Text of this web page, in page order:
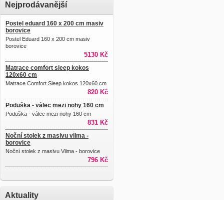
Nejprodávanější
Postel eduard 160 x 200 cm masiv
borovice
Postel Eduard 160 x 200 cm masiv
borovice
5130 Kč
Matrace comfort sleep kokos
120x60 cm
Matrace Comfort Sleep kokos 120x60 cm
820 Kč
Poduška - válec mezi nohy 160 cm
Poduška - válec mezi nohy 160 cm
831 Kč
Noční stolek z masivu vilma -
borovice
Noční stolek z masivu Vilma - borovice
796 Kč
Aktuality